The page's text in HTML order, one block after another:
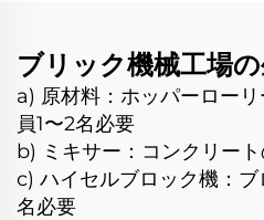
ブリック機械工場
a) 原材料：ホッパーロー
員1〜2名必要
b) ミキサー：コンクリー
c) ハイセルブロック機：ブ
名必要